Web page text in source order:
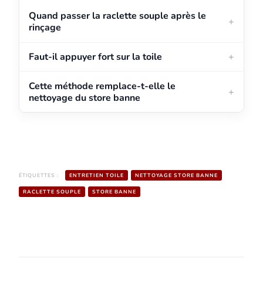
Quand passer la raclette souple après le
rinçage
Faut-il appuyer fort sur la toile
Cette méthode remplace-t-elle le
nettoyage du store banne
ÉTIQUETTES : ENTRETIEN TOILE NETTOYAGE STORE BANNE
RACLETTE SOUPLE STORE BANNE